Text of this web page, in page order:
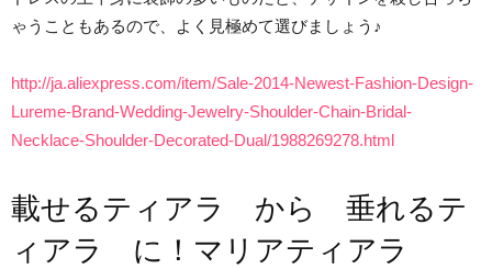
ゃうこともあるので、よく見極めて選びましょう♪
http://ja.aliexpress.com/item/Sale-2014-Newest-Fashion-Design-
Lureme-Brand-Wedding-Jewelry-Shoulder-Chain-Bridal-
Necklace-Shoulder-Decorated-Dual/1988269278.html
載せるティアラ から 垂れるテ
ィアラ に！マリアティアラ